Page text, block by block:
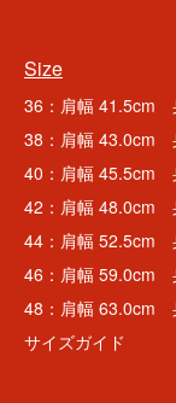
Size
36：肩幅 41.5cm
38：肩幅 43.0cm
40：肩幅 45.5cm
42：肩幅 48.0cm
44：肩幅 52.5cm
46：肩幅 59.0cm
48：肩幅 63.0cm
サイズガイド